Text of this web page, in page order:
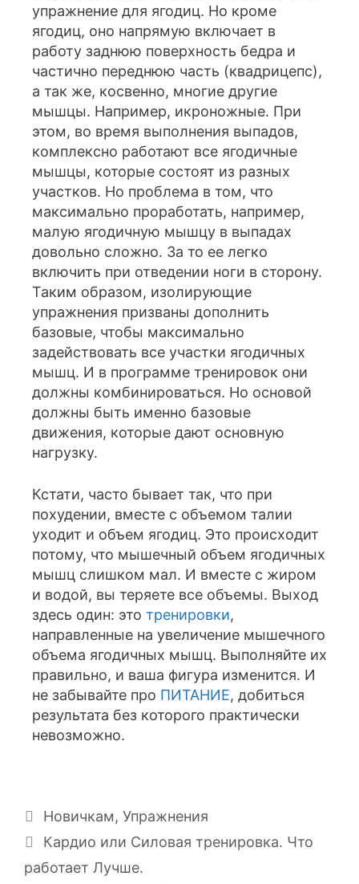
упражнение для ягодиц. Но кроме
ягодиц, оно напрямую включает в
работу заднюю поверхность бедра и
частично переднюю часть (квадрицепс),
а так же, косвенно, многие другие
мышцы. Например, икроножные. При
этом, во время выполнения выпадов,
комплексно работают все ягодичные
мышцы, которые состоят из разных
участков. Но проблема в том, что
максимально проработать, например,
малую ягодичную мышцу в выпадах
довольно сложно. За то ее легко
включить при отведении ноги в сторону.
Таким образом, изолирующие
упражнения призваны дополнить
базовые, чтобы максимально
задействовать все участки ягодичных
мышц. И в программе тренировок они
должны комбинироваться. Но основой
должны быть именно базовые
движения, которые дают основную
нагрузку.
Кстати, часто бывает так, что при
похудении, вместе с объемом талии
уходит и объем ягодиц. Это происходит
потому, что мышечный объем ягодичных
мышц слишком мал. И вместе с жиром
и водой, вы теряете все объемы. Выход
здесь один: это тренировки,
направленные на увеличение мышечного
объема ягодичных мышц. Выполняйте их
правильно, и ваша фигура изменится. И
не забывайте про ПИТАНИЕ, добиться
результата без которого практически
невозможно.
Новичкам, Упражнения
Кардио или Силовая тренировка. Что
работает Лучше.